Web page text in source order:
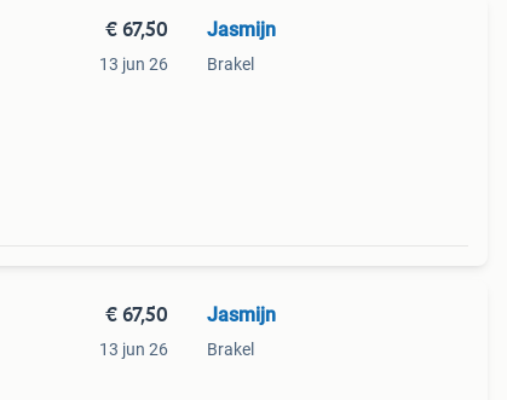
€ 67,50
13 jun 26
Jasmijn
Brakel
€ 67,50
13 jun 26
Jasmijn
Brakel